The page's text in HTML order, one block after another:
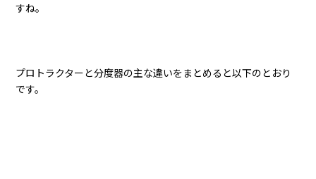
すね。
プロトラクターと分度器の主な違いをまとめると以下のとおり
です。